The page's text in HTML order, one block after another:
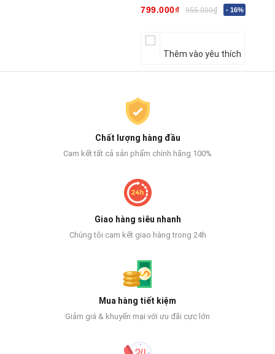
799.000₫
955.000₫ - 16%
Thêm vào yêu thích
Chất lượng hàng đầu
Cam kết tất cả sản phẩm chính hãng 100%
Giao hàng siêu nhanh
Chúng tôi cam kết giao hàng trong 24h
Mua hàng tiết kiệm
Giảm giá & khuyến mại với ưu đãi cực lớn